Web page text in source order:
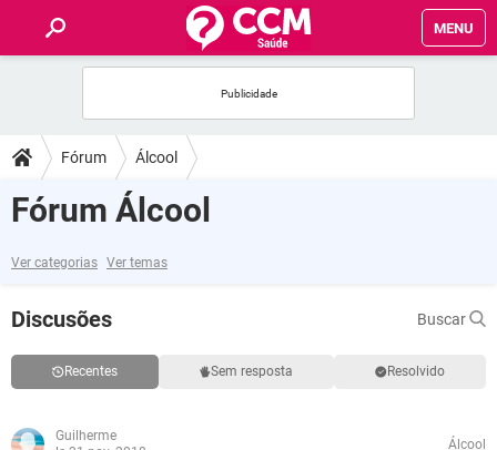
MENU
FÓRUM
SAÚDE
FAMÍLIA
NUTRIÇÃO
BEM-ESTAR
SEXUALIDADE
Fórum Álcool
Fórum Álcool
Ver categorias Ver temas
Discusões Buscar
Recentes Sem resposta Resolvido
Guilherme
Álcool